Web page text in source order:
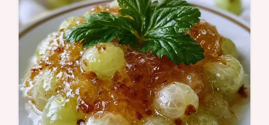
ergänzen diese Anleitung in insgesamt 35
Minuten.